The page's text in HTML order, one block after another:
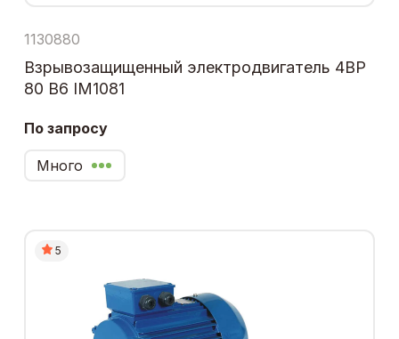
1130880
Взрывозащищенный электродвигатель 4ВР
80 В6 IM1081
По запросу
Много
5